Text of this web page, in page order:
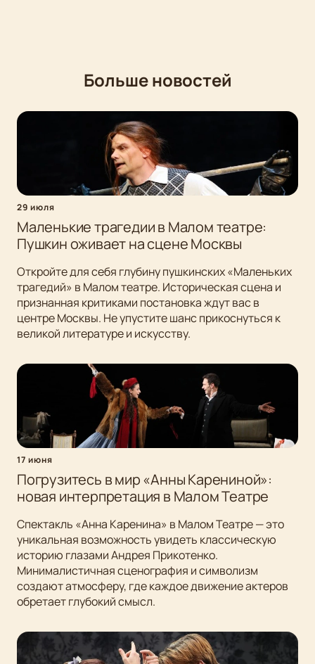
Больше новостей
29 июля
Маленькие трагедии в Малом театре:
Пушкин оживает на сцене Москвы
Откройте для себя глубину пушкинских «Маленьких
трагедий» в Малом театре. Историческая сцена и
признанная критиками постановка ждут вас в
центре Москвы. Не упустите шанс прикоснуться к
великой литературе и искусству.
17 июня
Погрузитесь в мир «Анны Карениной»:
новая интерпретация в Малом Театре
Спектакль «Анна Каренина» в Малом Театре — это
уникальная возможность увидеть классическую
историю глазами Андрея Прикотенко.
Минималистичная сценография и символизм
создают атмосферу, где каждое движение актеров
обретает глубокий смысл.